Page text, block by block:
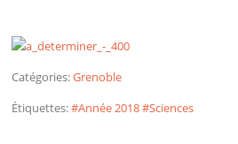
Catégories:Grenoble
Étiquettes:#Année 2018#Sciences